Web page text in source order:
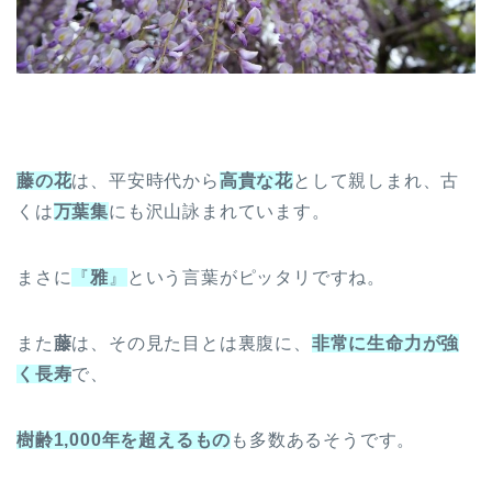
藤の花は、平安時代から高貴な花として親しまれ、古
くは万葉集にも沢山詠まれています。
まさに 『雅 』 という言葉がピッタリですね。
また藤は、その見た目とは裏腹に、 非常に生命力が強
く長寿で、
樹齢1,000年を超えるもの も多数あるそうです。